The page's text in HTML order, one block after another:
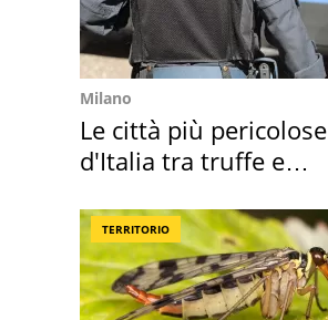
Milano
Le città più pericolose
d'Italia tra truffe e
TERRITORIO